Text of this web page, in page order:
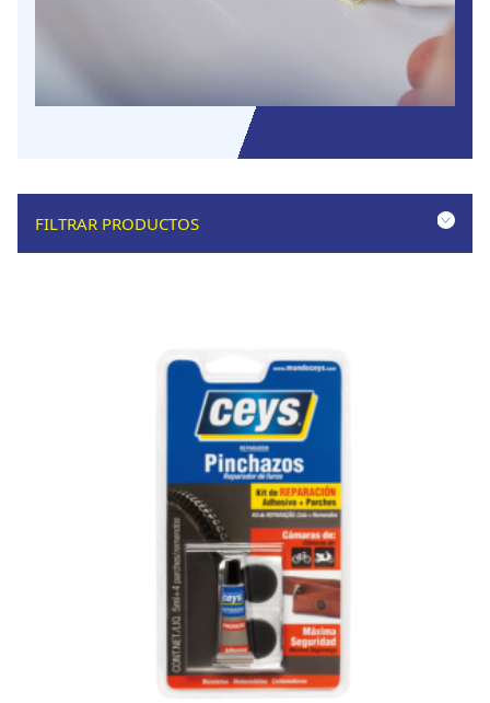
FILTRAR PRODUCTOS